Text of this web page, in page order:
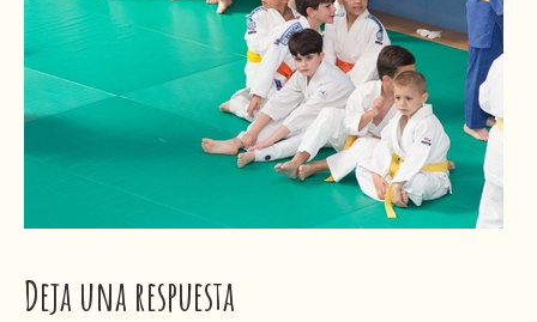
Deja una respuesta